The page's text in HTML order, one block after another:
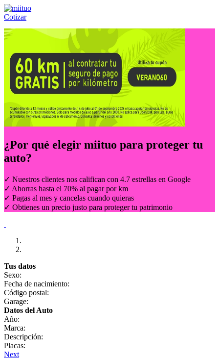
Cotizar
Llámanos al:(55) 84-21-05-00 ó
¿Por qué elegir miituo para proteger tu
auto?
✓ Nuestros clientes nos califican con 4.7 estrellas en Google
✓ Ahorras hasta el 70% al pagar por km
✓ Pagas al mes y cancelas cuando quieras
✓ Obtienes un precio justo para proteger tu patrimonio
Tus datos
Sexo:
Fecha de nacimiento:
Código postal:
Garage:
Datos del Auto
Año:
Marca:
Descripción:
Placas:
Next